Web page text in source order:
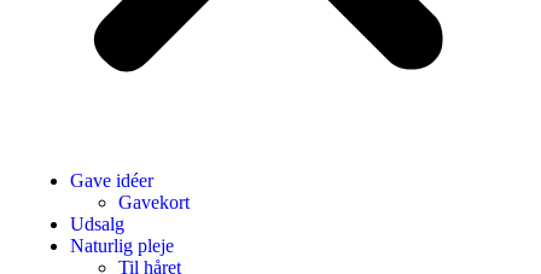
Gave idéer
Gavekort
Udsalg
Naturlig pleje
Til håret